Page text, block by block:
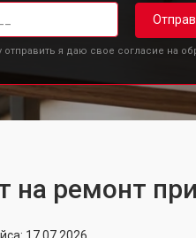
отправить я даю свое согласие на
на ремонт
17.07.2026